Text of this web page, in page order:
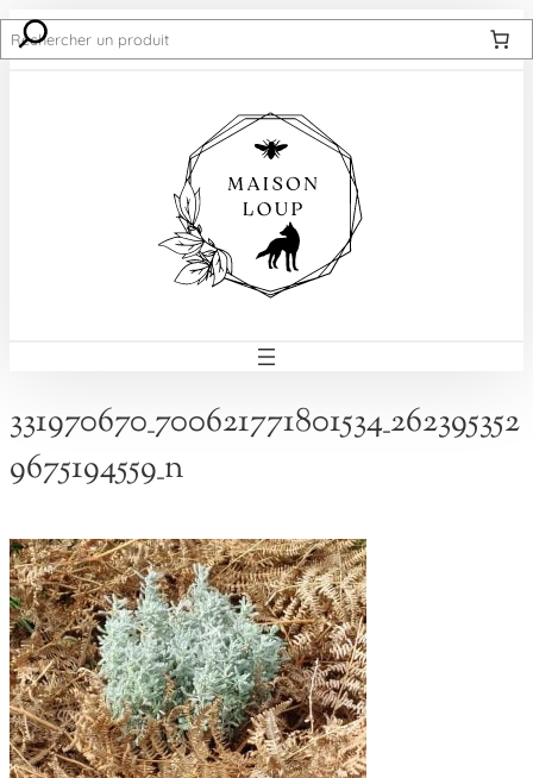
Recherche
331970670_700621771801534_262395352
9675194559_n